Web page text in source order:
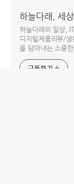
하늘다래, 세
하늘다래의 일상,
디지털제품리뷰/
을 담아내는 소중
구독하기